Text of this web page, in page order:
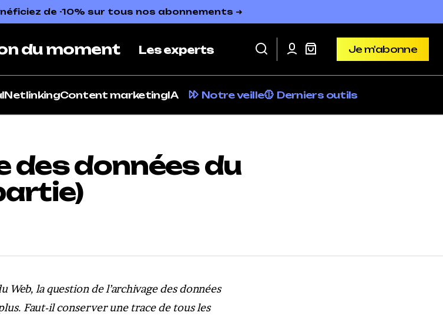
de -10% sur tous nos abonnements ➜
du moment Les experts
Je m'abonne
NetlinkingContent marketingIA Notre veille Derniers outils
des données du
Web, la question de l’archivage des données
Faut-il conserver une trace de tous les